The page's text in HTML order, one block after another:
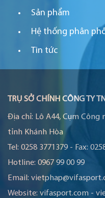
Sản phẩm
Hệ thống phân
Tin tức
TRỤ SỞ CHÍNH CÔNG TY
Địa chỉ: Lô A44, Cụm
tỉnh Khánh Hòa
Tel: 0258 3771379 - Fax:
Hotline: 0967 99 00 99
Email:
Website: vifasport.com -